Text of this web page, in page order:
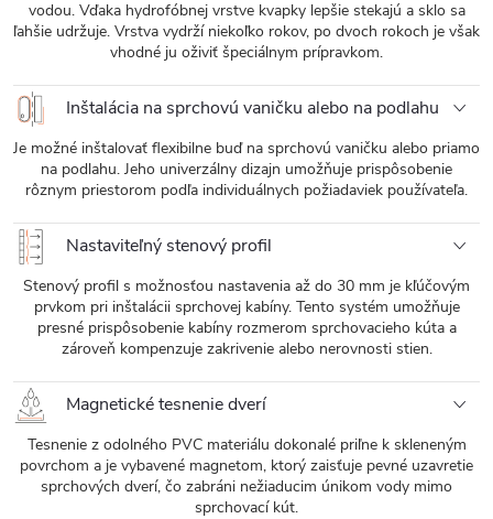
vodou. Vďaka hydrofóbnej vrstve kvapky lepšie stekajú a sklo sa
ľahšie udržuje. Vrstva vydrží niekoľko rokov, po dvoch rokoch je však
vhodné ju oživiť špeciálnym prípravkom.
Inštalácia na sprchovú vaničku alebo na podlahu
Je možné inštalovať flexibilne buď na sprchovú vaničku alebo priamo
na podlahu. Jeho univerzálny dizajn umožňuje prispôsobenie
rôznym priestorom podľa individuálnych požiadaviek používateľa.
Nastaviteľný stenový profil
Stenový profil s možnosťou nastavenia až do 30 mm je kľúčovým
prvkom pri inštalácii sprchovej kabíny. Tento systém umožňuje
presné prispôsobenie kabíny rozmerom sprchovacieho kúta a
zároveň kompenzuje zakrivenie alebo nerovnosti stien.
Magnetické tesnenie dverí
Tesnenie z odolného PVC materiálu dokonalé priľne k skleneným
povrchom a je vybavené magnetom, ktorý zaisťuje pevné uzavretie
sprchových dverí, čo zabráni nežiaducim únikom vody mimo
sprchovací kút.